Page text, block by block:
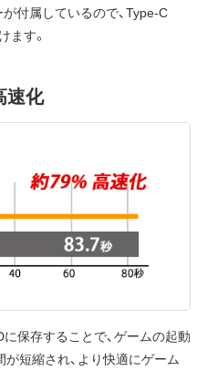
付属しているので、Type-C
ます。
速化
保存することで、ゲームの起動
短縮され、より快適にゲーム